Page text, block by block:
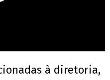
à diretoria,